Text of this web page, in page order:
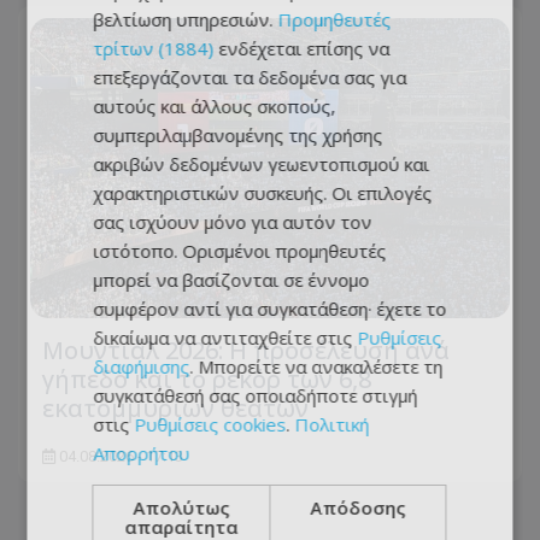
Μουντιάλ 2026: Η προσέλευση ανά
γήπεδο και το ρεκόρ των 6,8
εκατομμυρίων θεατών
04.08.2026 - 17:13
βελτίωση υπηρεσιών. Προμηθευτές
τρίτων (1884) ενδέχεται επίσης να
επεξεργάζονται τα δεδομένα σας για
αυτούς και άλλους σκοπούς,
συμπεριλαμβανομένης της χρήσης
ακριβών δεδομένων γεωεντοπισμού και
χαρακτηριστικών συσκευής. Οι επιλογές
σας ισχύουν μόνο για αυτόν τον
ιστότοπο. Ορισμένοι προμηθευτές
μπορεί να βασίζονται σε έννομο
συμφέρον αντί για συγκατάθεση· έχετε το
δικαίωμα να αντιταχθείτε στις Ρυθμίσεις
διαφήμισης. Μπορείτε να ανακαλέσετε τη
συγκατάθεσή σας οποιαδήποτε στιγμή
στις Ρυθμίσεις cookies. Πολιτική
Απορρήτου
Απολύτως
απαραίτητα
Απόδοσης